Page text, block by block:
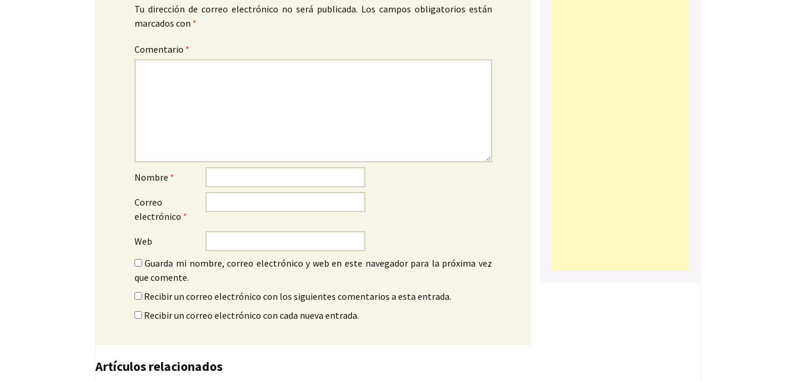
Tu dirección de correo electrónico no será publicada. Los campos obligatorios están
marcados con *
Comentario *
Nombre *
Correo
electrónico *
Web
Guarda mi nombre, correo electrónico y web en este navegador para la próxima vez
que comente.
Recibir un correo electrónico con los siguientes comentarios a esta entrada.
Recibir un correo electrónico con cada nueva entrada.
Artículos relacionados